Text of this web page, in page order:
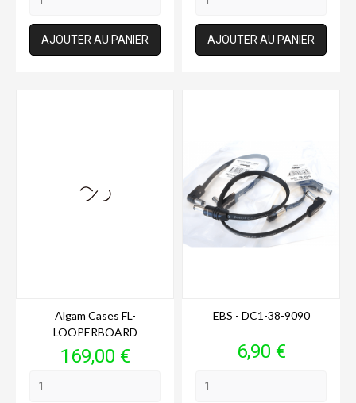
AJOUTER AU PANIER AJOUTER AU PANIER
Algam Cases FL-
LOOPERBOARD
Prix
169,00 €
EBS - DC1-38-9090
Prix
6,90 €